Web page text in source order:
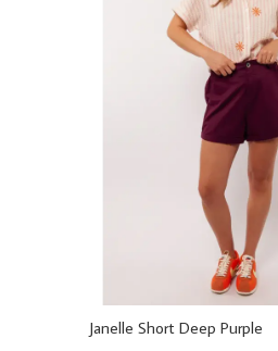
Janelle Short Deep Purple